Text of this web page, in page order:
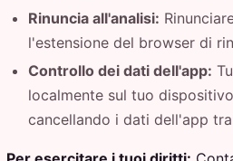
Rinuncia all'analisi:
l'estensione del browser di
Controllo dei dati dell'app:
localmente sul tuo
cancellando i dati dell'app